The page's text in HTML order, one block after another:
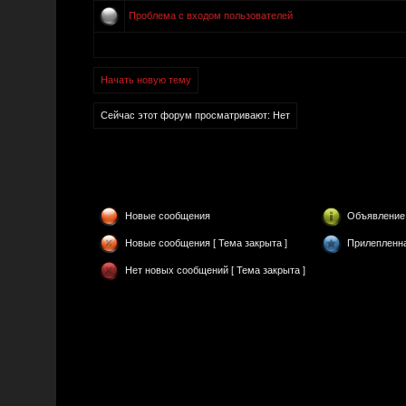
Проблема с входом пользователей
Начать новую тему
Сейчас этот форум просматривают: Нет
Новые сообщения Объявление
Новые сообщения [ Тема закрыта ]
Нет новых сообщений [ Тема закрыта ]